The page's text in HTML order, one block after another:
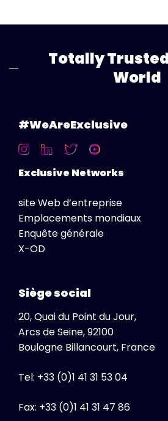
Totally
World
#WeAreExclusive
Exclusive Networks
site Web d’entreprise
Emplacements mondiaux
Enquête générale
X-OD
Siège social
20, Quai du Point du Jour,
Arcs de Seine, 92100
Boulogne Billancourt, France
Tel: +33 (0)1 41 31 53 04
Fax: +33 (0)1 41 31 47 86